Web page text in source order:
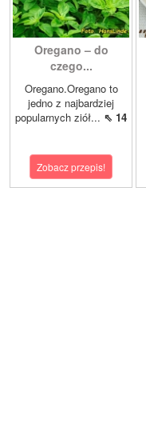
Oregano – do
czego...
Oregano.Oregano to
jedno z najbardziej
popularnych ziół... ⇖ 14
Zobacz przepis!